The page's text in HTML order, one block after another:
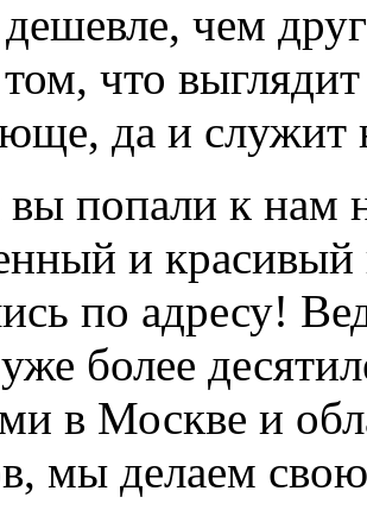
дешевле, чем
что
да и служит
попали к нам
и
по адресу!
более
в Москве и
мы делаем